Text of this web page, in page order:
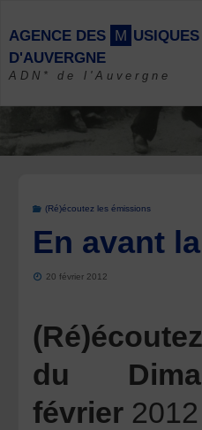
content
AGENCE DES M USIQUES
D'AUVERGNE
ADN* de l'Auvergne
(Ré)écoutez les émissions
En avant
20 février 2012
du
février 2012